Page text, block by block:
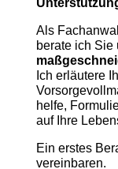
Als
berate ich Sie
Ich erläutere
helfe,
auf Ihre
Ein erstes
vereinbaren.